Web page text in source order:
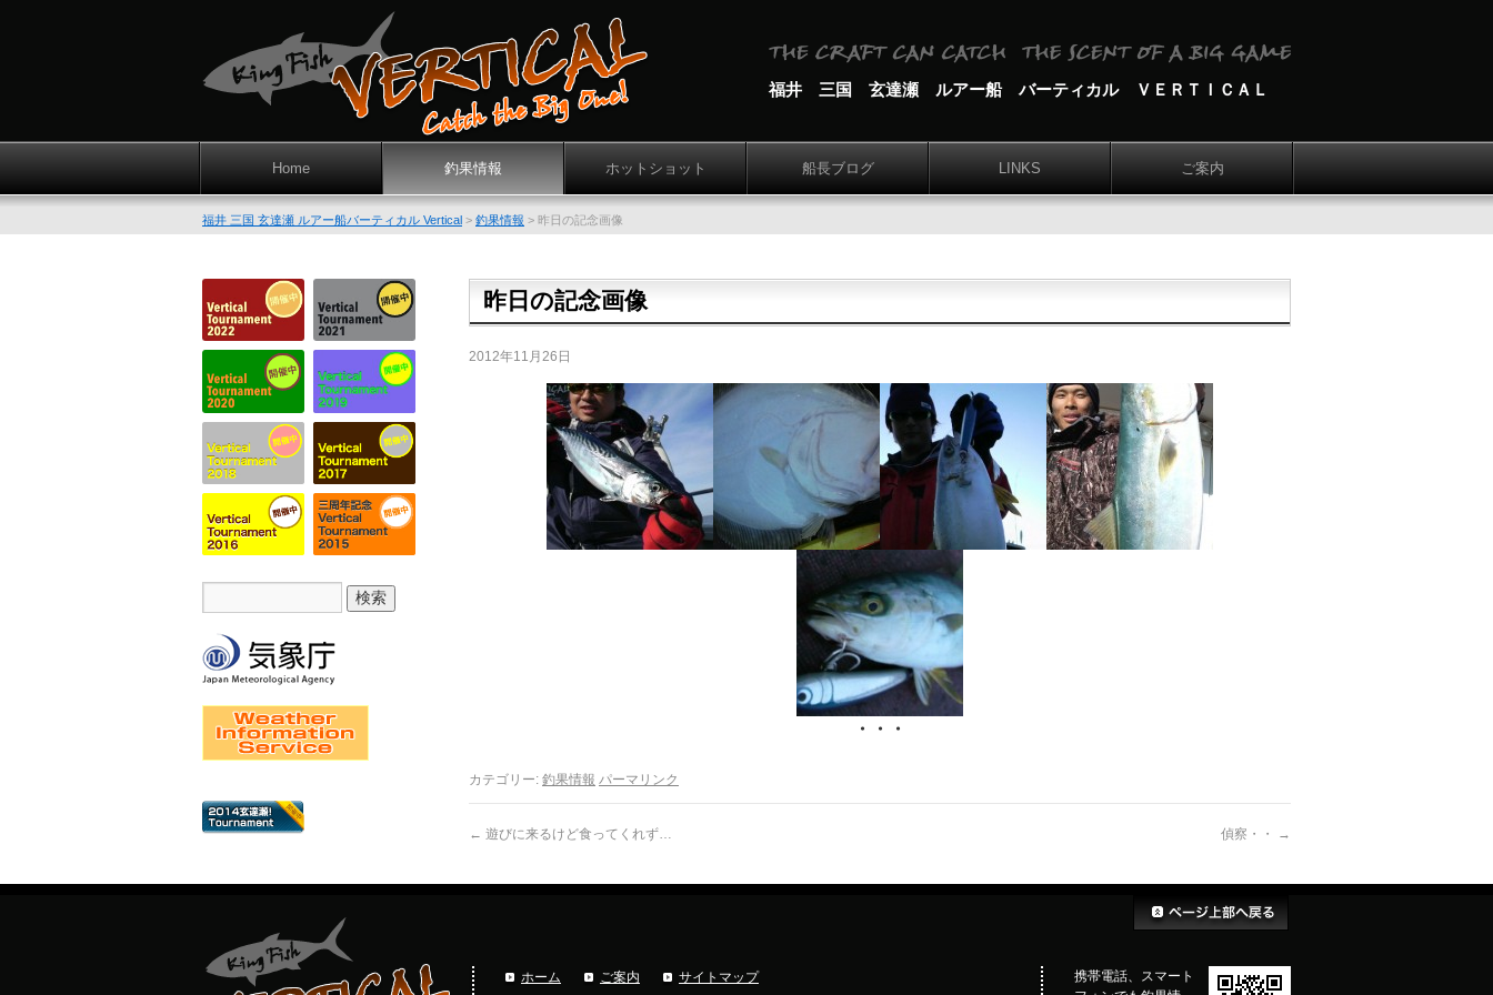
福井 三国 玄達瀬 ルアー船 バーティカル ＶＥＲＴＩＣＡＬ
Home 釣果情報 ホットショット 船長ブログ LINKS ご案内
福井 三国 玄達瀬 ルアー船バーティカル Vertical > 釣果情報 > 昨日の記念画像
昨日の記念画像
2012年11月26日
・・・
カテゴリー: 釣果情報 パーマリンク
← 遊びに来るけど食ってくれず… 偵察・・ →
携帯電話、スマート
ホーム ご案内 サイトマップ